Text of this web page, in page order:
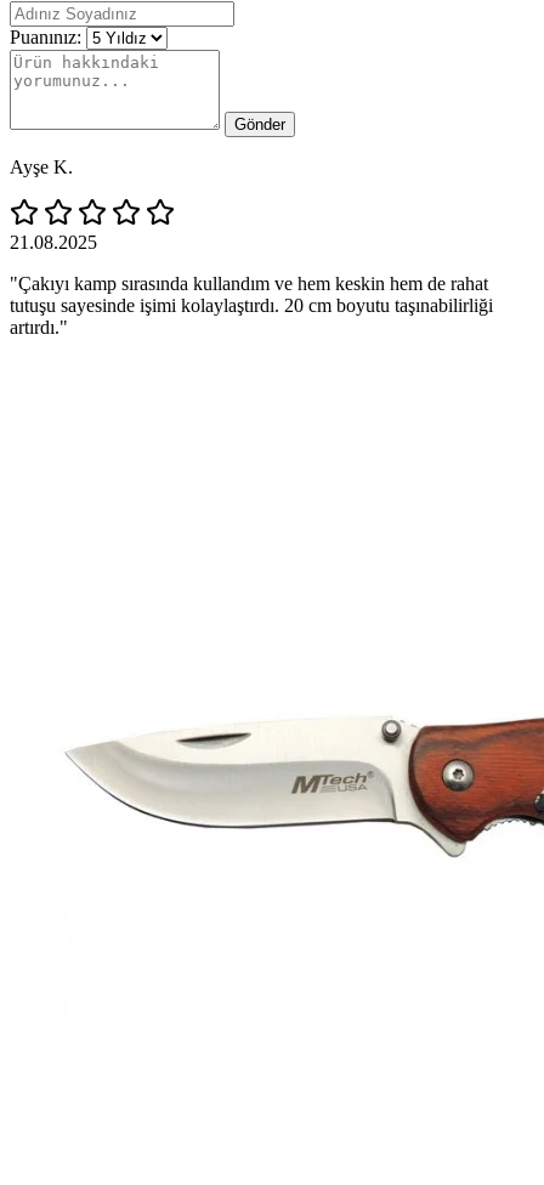
Puanınız:
Gönder
Ayşe K.
21.08.2025
"Çakıyı kamp sırasında kullandım ve hem keskin hem de rahat
tutuşu sayesinde işimi kolaylaştırdı. 20 cm boyutu taşınabilirliği
artırdı."